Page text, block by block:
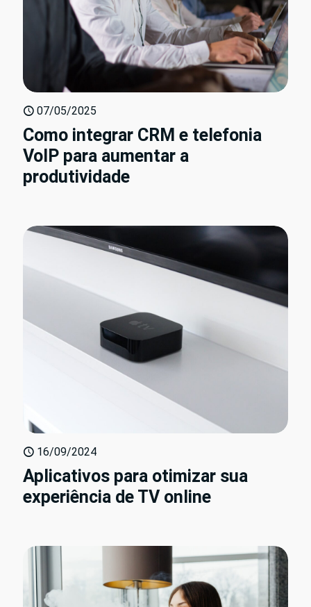
07/05/2025
Como integrar CRM e telefonia
VoIP para aumentar a
produtividade
16/09/2024
Aplicativos para otimizar sua
experiência de TV online